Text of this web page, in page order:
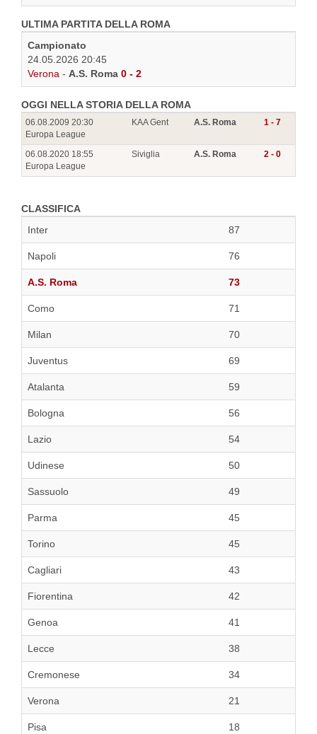
ULTIMA PARTITA DELLA ROMA
Campionato
24.05.2026 20:45
Verona - A.S. Roma 0 - 2
OGGI NELLA STORIA DELLA ROMA
06.08.2009 20:30
Europa League
KAA Gent A.S. Roma 1 - 7
06.08.2020 18:55
Europa League
Siviglia A.S. Roma 2 - 0
CLASSIFICA
Inter
87
Napoli 76
A.S. Roma 73
Como 71
Milan 70
Juventus 69
Atalanta 59
Bologna 56
Lazio 54
Udinese 50
Sassuolo 49
Parma 45
Torino 45
Cagliari 43
Fiorentina 42
Genoa 41
Lecce 38
Cremonese 34
Verona 21
Pisa 18